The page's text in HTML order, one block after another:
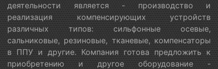
деятельности является - производство и
реализация компенсирующих устройств
различных типов: сильфонные осевые,
сальниковые, резиновые, тканевые, компенсаторы
в ППУ и другие. Компания готова предложить к
приобретению и другое оборудование -